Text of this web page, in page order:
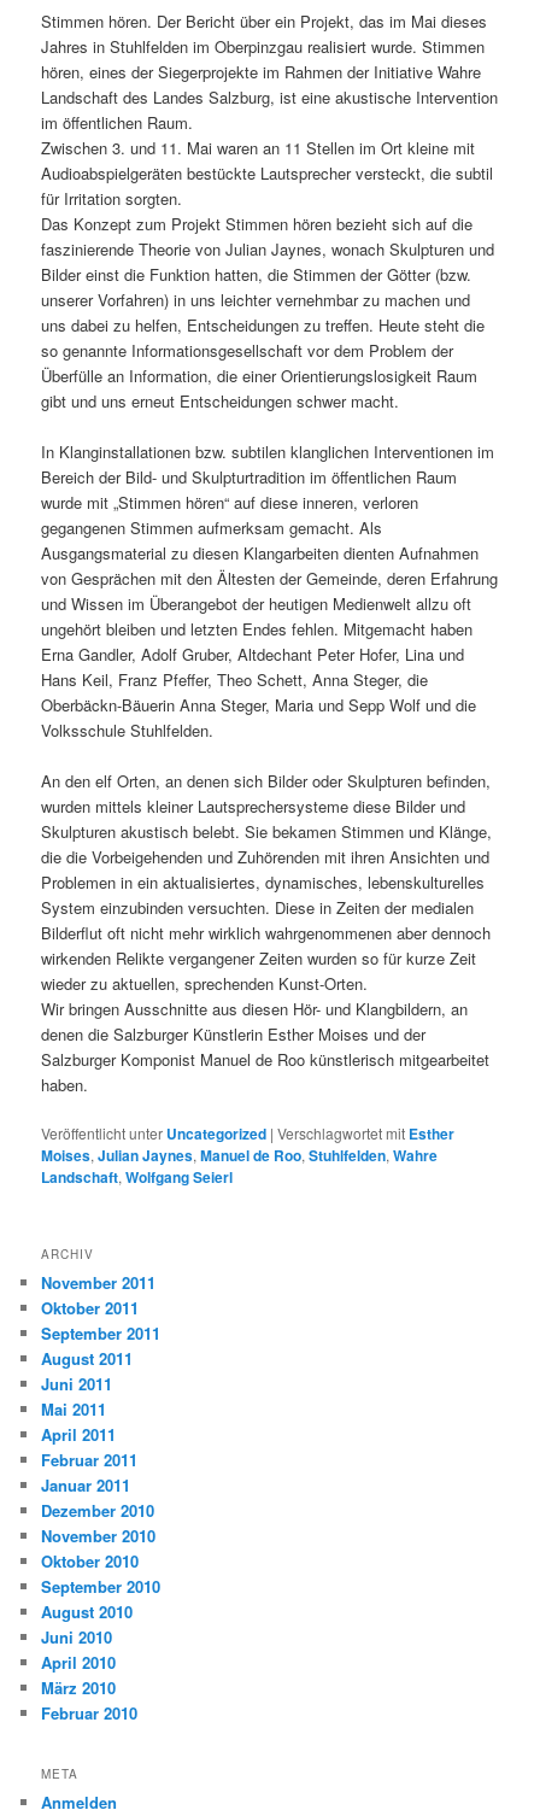
Stimmen hören. Der Bericht über ein Projekt, das im Mai dieses
Jahres in Stuhlfelden im Oberpinzgau realisiert wurde. Stimmen
hören, eines der Siegerprojekte im Rahmen der Initiative Wahre
Landschaft des Landes Salzburg, ist eine akustische Intervention
im öffentlichen Raum.
Zwischen 3. und 11. Mai waren an 11 Stellen im Ort kleine mit
Audioabspielgeräten bestückte Lautsprecher versteckt, die subtil
für Irritation sorgten.
Das Konzept zum Projekt Stimmen hören bezieht sich auf die
faszinierende Theorie von Julian Jaynes, wonach Skulpturen und
Bilder einst die Funktion hatten, die Stimmen der Götter (bzw.
unserer Vorfahren) in uns leichter vernehmbar zu machen und
uns dabei zu helfen, Entscheidungen zu treffen. Heute steht die
so genannte Informationsgesellschaft vor dem Problem der
Überfülle an Information, die einer Orientierungslosigkeit Raum
gibt und uns erneut Entscheidungen schwer macht.
In Klanginstallationen bzw. subtilen klanglichen Interventionen im
Bereich der Bild- und Skulpturtradition im öffentlichen Raum
wurde mit „Stimmen hören“ auf diese inneren, verloren
gegangenen Stimmen aufmerksam gemacht. Als
Ausgangsmaterial zu diesen Klangarbeiten dienten Aufnahmen
von Gesprächen mit den Ältesten der Gemeinde, deren Erfahrung
und Wissen im Überangebot der heutigen Medienwelt allzu oft
ungehört bleiben und letzten Endes fehlen. Mitgemacht haben
Erna Gandler, Adolf Gruber, Altdechant Peter Hofer, Lina und
Hans Keil, Franz Pfeffer, Theo Schett, Anna Steger, die
Oberbäckn-Bäuerin Anna Steger, Maria und Sepp Wolf und die
Volksschule Stuhlfelden.
An den elf Orten, an denen sich Bilder oder Skulpturen befinden,
wurden mittels kleiner Lautsprechersysteme diese Bilder und
Skulpturen akustisch belebt. Sie bekamen Stimmen und Klänge,
die die Vorbeigehenden und Zuhörenden mit ihren Ansichten und
Problemen in ein aktualisiertes, dynamisches, lebenskulturelles
System einzubinden versuchten. Diese in Zeiten der medialen
Bilderflut oft nicht mehr wirklich wahrgenommenen aber dennoch
wirkenden Relikte vergangener Zeiten wurden so für kurze Zeit
wieder zu aktuellen, sprechenden Kunst-Orten.
Wir bringen Ausschnitte aus diesen Hör- und Klangbildern, an
denen die Salzburger Künstlerin Esther Moises und der
Salzburger Komponist Manuel de Roo künstlerisch mitgearbeitet
haben.
Veröffentlicht unter Uncategorized |Verschlagwortet mit Esther
Moises,Julian Jaynes,Manuel de Roo,Stuhlfelden,Wahre
Landschaft,Wolfgang Seierl
ARCHIV
November 2011
Oktober 2011
September 2011
August 2011
Juni 2011
Mai 2011
April 2011
Februar 2011
Januar 2011
Dezember 2010
November 2010
Oktober 2010
September 2010
August 2010
Juni 2010
April 2010
März 2010
Februar 2010
META
Anmelden